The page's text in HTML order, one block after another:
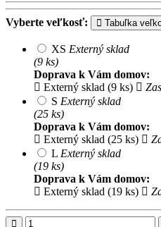
Vyberte veľkosť: Tabuľka
XS Externý sklad
(9 ks)
Doprava k Vám domov:
Externý sklad (9 ks)
S Externý sklad
(25 ks)
Doprava k Vám domov:
Externý sklad (25 ks)
L Externý sklad
(19 ks)
Doprava k Vám domov:
Externý sklad (19 ks)